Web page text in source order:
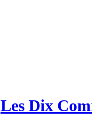
Les Dix